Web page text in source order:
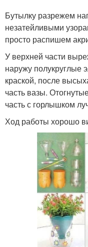
Бутылку разрежем
незатейливыми
просто распишем
У верхней части
наружу полукруглые
краской, после
часть вазы.
часть с горлышком
Ход работы хорошо